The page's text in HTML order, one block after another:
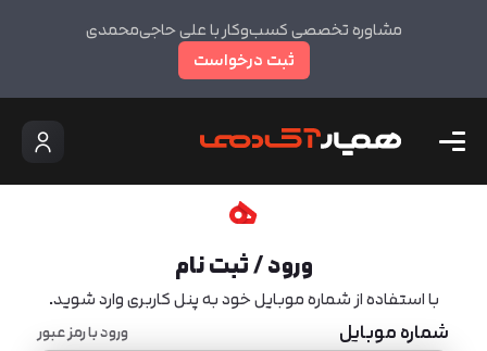
مشاوره تخصصی کسب‌وکار با علی حاجی‌محمدی
ثبت درخواست
ورود / ثبت نام
با استفاده از شماره موبایل خود به پنل کاربری وارد شوید.
شماره موبایل ورود با رمز عبور